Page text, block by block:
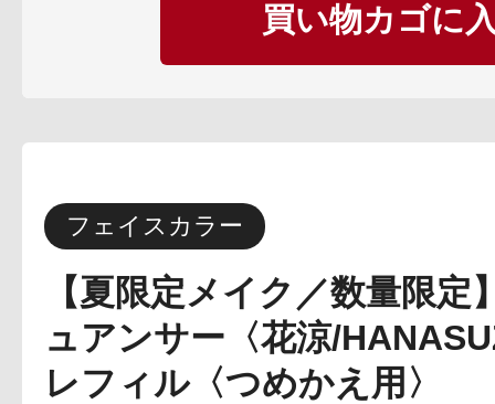
スキンケア人気ライン
ドレスリフト
買い物カゴに
フェイスカラー
【夏限定メイク／数量限
ュアンサー〈花涼/
レフィル〈つめかえ用〉